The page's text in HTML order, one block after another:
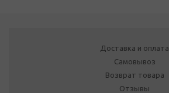
Доставка и оплата
Самовывоз
Возврат товара
Отзывы